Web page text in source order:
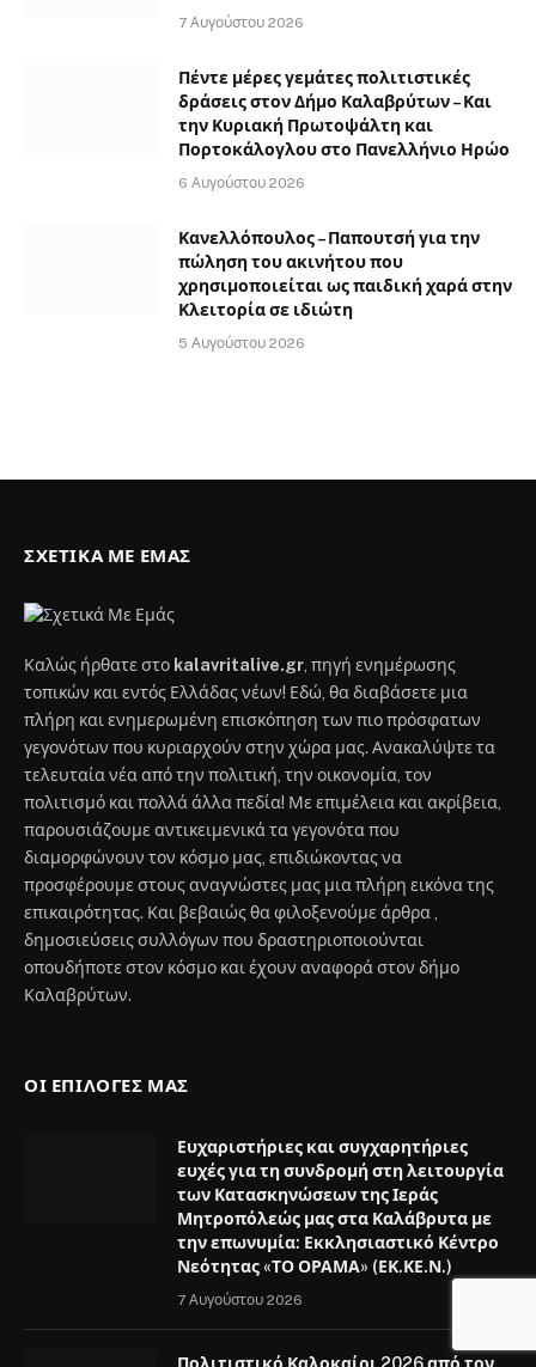
7 Αυγούστου 2026
Πέντε μέρες γεμάτες πολιτιστικές
δράσεις στον Δήμο Καλαβρύτων – Και
την Κυριακή Πρωτοψάλτη και
Πορτοκάλογλου στο Πανελλήνιο Ηρώο
6 Αυγούστου 2026
Κανελλόπουλος – Παπουτσή για την
πώληση του ακινήτου που
χρησιμοποιείται ως παιδική χαρά στην
Κλειτορία σε ιδιώτη
5 Αυγούστου 2026
ΣΧΕΤΙΚΆ ΜΕ ΕΜΆΣ
Καλώς ήρθατε στο kalavritalive.gr , πηγή ενημέρωσης
τοπικών και εντός Ελλάδας νέων! Εδώ, θα διαβάσετε μια
πλήρη και ενημερωμένη επισκόπηση των πιο πρόσφατων
γεγονότων που κυριαρχούν στην χώρα μας. Ανακαλύψτε τα
τελευταία νέα από την πολιτική, την οικονομία, τον
πολιτισμό και πολλά άλλα πεδία! Με επιμέλεια και ακρίβεια,
παρουσιάζουμε αντικειμενικά τα γεγονότα που
διαμορφώνουν τον κόσμο μας, επιδιώκοντας να
προσφέρουμε στους αναγνώστες μας μια πλήρη εικόνα της
επικαιρότητας. Και βεβαιώς θα φιλοξενούμε άρθρα ,
δημοσιεύσεις συλλόγων που δραστηριοποιούνται
οπουδήποτε στον κόσμο και έχουν αναφορά στον δήμο
Καλαβρύτων.
ΟΙ ΕΠΙΛΟΓΈΣ ΜΑΣ
Ευχαριστήριες και συγχαρητήριες
ευχές για τη συνδρομή στη λειτουργία
των Κατασκηνώσεων της Ιεράς
Μητροπόλεώς μας στα Καλάβρυτα με
την επωνυμία: Εκκλησιαστικό Κέντρο
Νεότητας «ΤΟ ΟΡΑΜΑ» (ΕΚ.ΚΕ.Ν.)
7 Αυγούστου 2026
Πολιτιστικό Καλοκαίρι 2026 από τον